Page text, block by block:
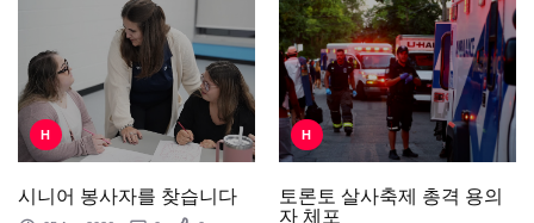
H
시니어 봉사자를 찾습니다
H
토론토 살사축제 총격 용의
자 체포